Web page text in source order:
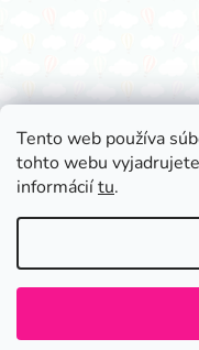
Tento web používa
tohto webu
informáciítu.